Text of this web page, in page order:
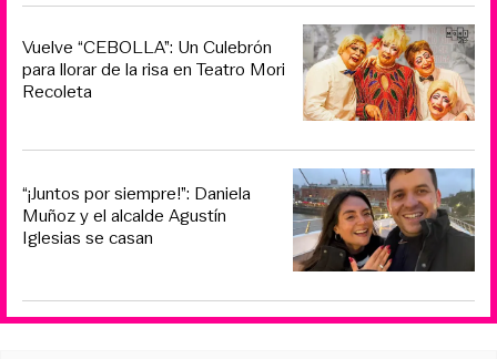
Vuelve “CEBOLLA”: Un Culebrón
para llorar de la risa en Teatro Mori
Recoleta
“¡Juntos por siempre!”: Daniela
Muñoz y el alcalde Agustín
Iglesias se casan